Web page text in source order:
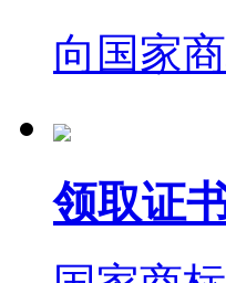
向国家
领取证